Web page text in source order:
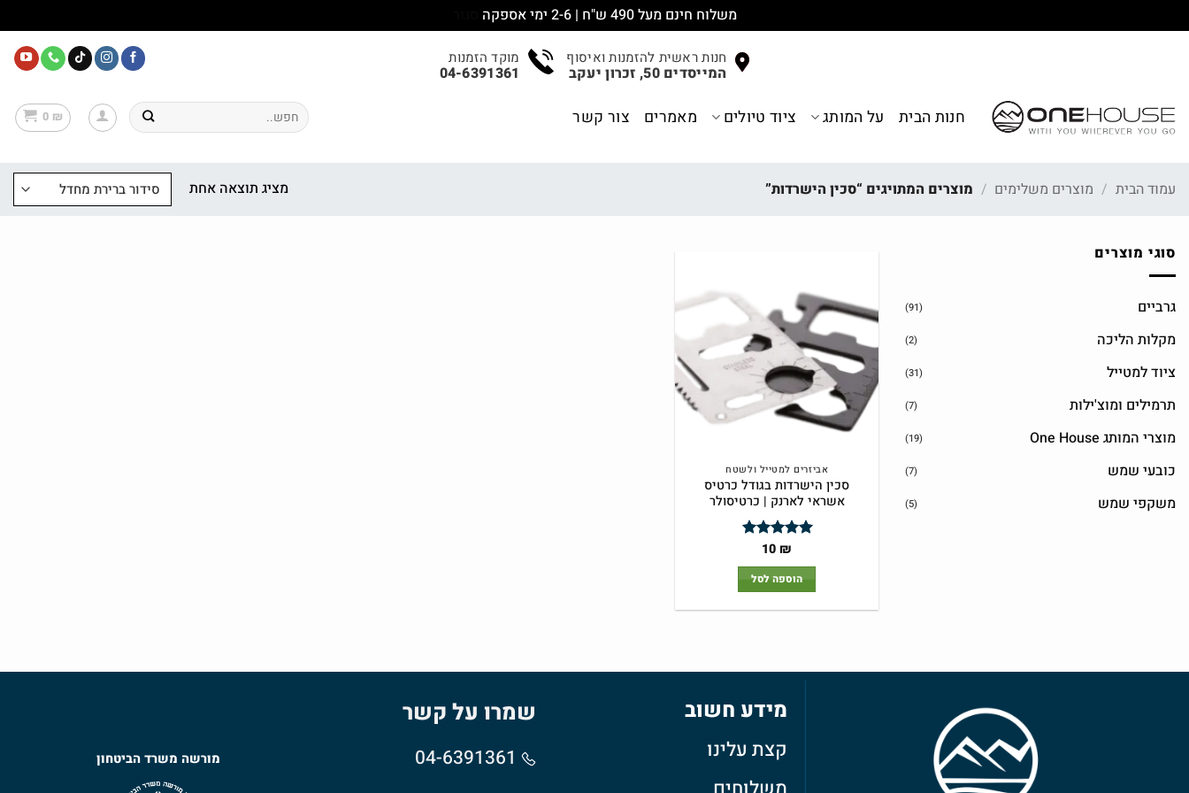
משלוח חינם מעל 490 ש"ח | 2-6 ימי אספקה
חנות ראשית להזמנות ואיסוף
המייסדים 50, זכרון יעקב
מוקד הזמנות
04-6391361
חנות הבית על המותג ציוד טיולים מאמרים צור קשר
חיפוש
עבור:
0 ₪
עמוד הבית / מוצרים משלימים / מוצרים המתויגים “סכין הישרדות” מציג תוצאה אחת
סוגי מוצרים
גרביים (91)
מקלות הליכה (2)
ציוד למטייל (31)
תרמילים ומוצ'ילות (7)
מוצרי המותג One House (19)
כובעי שמש (7)
משקפי שמש (5)
אביזרים למטייל ולשטח
סכין הישרדות בגודל כרטיס
אשראי לארנק | כרטיסולר
דורג5 מתוך
10 ₪
הוספה לסל
מידע חשוב
קצת עלינו
שמרו על קשר
04-6391361
מורשה משרד הביטחון